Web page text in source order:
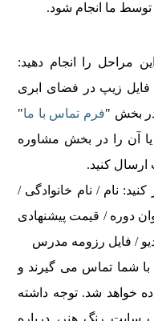
توسط ما انجام شود.
مراحل را انجام دهید:
زیپ در فضای ابری
در بخش "فرم تماس با ما"
یا آن را در بخش مشاوره
ارسال کنید.
نام / نام خانوادگی /
دوره / قیمت پیشنهادی
/ فایل رزومه مدرس
با شما تماس می گیرند و
خواهد شد. توجه داشته
سایت رنگ هنر، درباره